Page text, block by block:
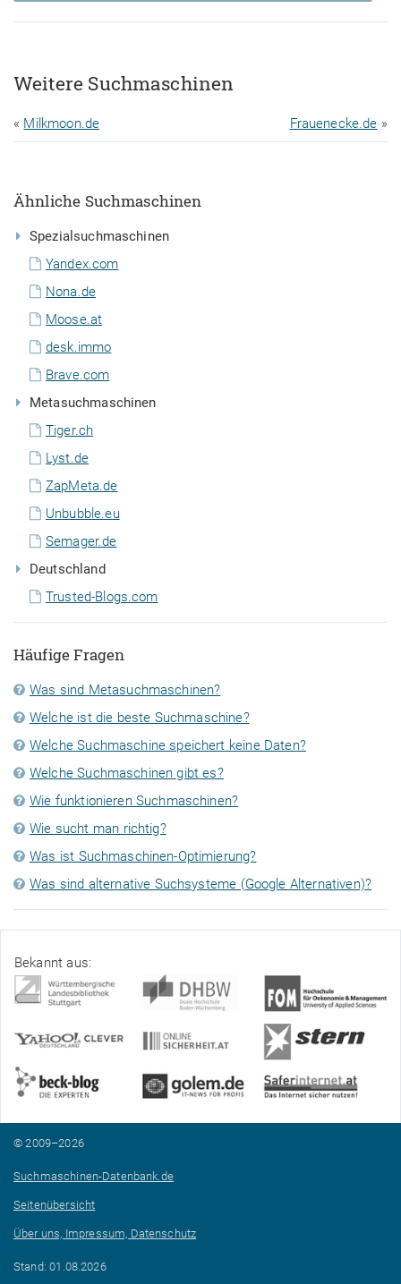
Weitere Suchmaschinen
« Milkmoon.de Frauenecke.de »
Ähnliche Suchmaschinen
Spezialsuchmaschinen
Yandex.com
Nona.de
Moose.at
desk.immo
Brave.com
Metasuchmaschinen
Tiger.ch
Lyst.de
ZapMeta.de
Unbubble.eu
Semager.de
Deutschland
Trusted-Blogs.com
Häufige Fragen
Was sind Metasuchmaschinen?
Welche ist die beste Suchmaschine?
Welche Suchmaschine speichert keine Daten?
Welche Suchmaschinen gibt es?
Wie funktionieren Suchmaschinen?
Wie sucht man richtig?
Was ist Suchmaschinen-Optimierung?
Was sind alternative Suchsysteme (Google Alternativen)?
Bekannt aus:
© 2009–2026
Suchmaschinen-Datenbank.de
Seitenübersicht
Über uns, Impressum, Datenschutz
Stand: 01.08.2026